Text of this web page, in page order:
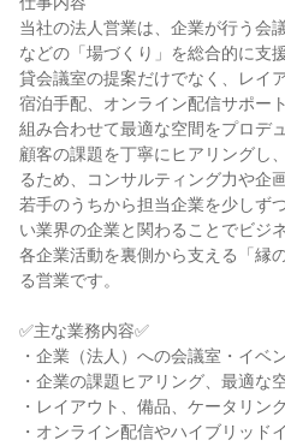
当社の法人営業は、企業が行う会
などの「場づくり」を総合的に支
貸会議室の提案だけでなく、レイ
宿泊手配、オンライン配信サポー
組み合わせて最適な空間をプロデ
顧客の課題を丁寧にヒアリングし
るため、コンサルティング力や企
若手のうちから担当企業を少しず
い業界の企業と関わることでビジ
各企業活動を裏側から支える「縁
る営業です。
✅主な業務内容✅
・企業（法人）への会議室・イベ
・企業の課題ヒアリング、最適な
・レイアウト、備品、ケータリン
・オンライン配信やハイブリッド